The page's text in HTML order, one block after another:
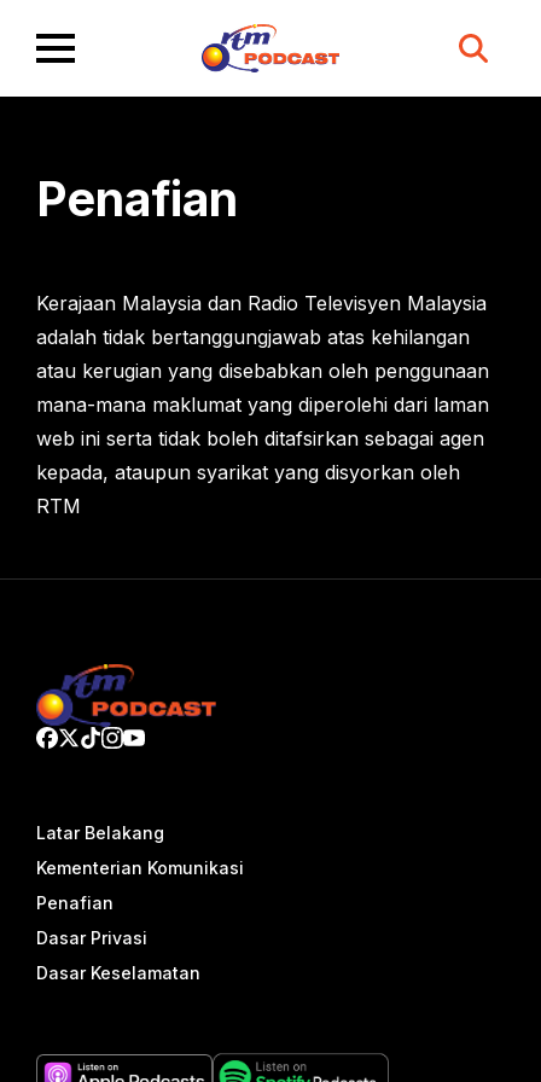
Search
Penafian
Kerajaan Malaysia dan Radio Televisyen Malaysia
adalah tidak bertanggungjawab atas kehilangan
atau kerugian yang disebabkan oleh penggunaan
mana-mana maklumat yang diperolehi dari laman
web ini serta tidak boleh ditafsirkan sebagai agen
kepada, ataupun syarikat yang disyorkan oleh
RTM
Latar Belakang
Kementerian Komunikasi
Penafian
Dasar Privasi
Dasar Keselamatan